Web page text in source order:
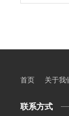
首页 关于我
联系方式